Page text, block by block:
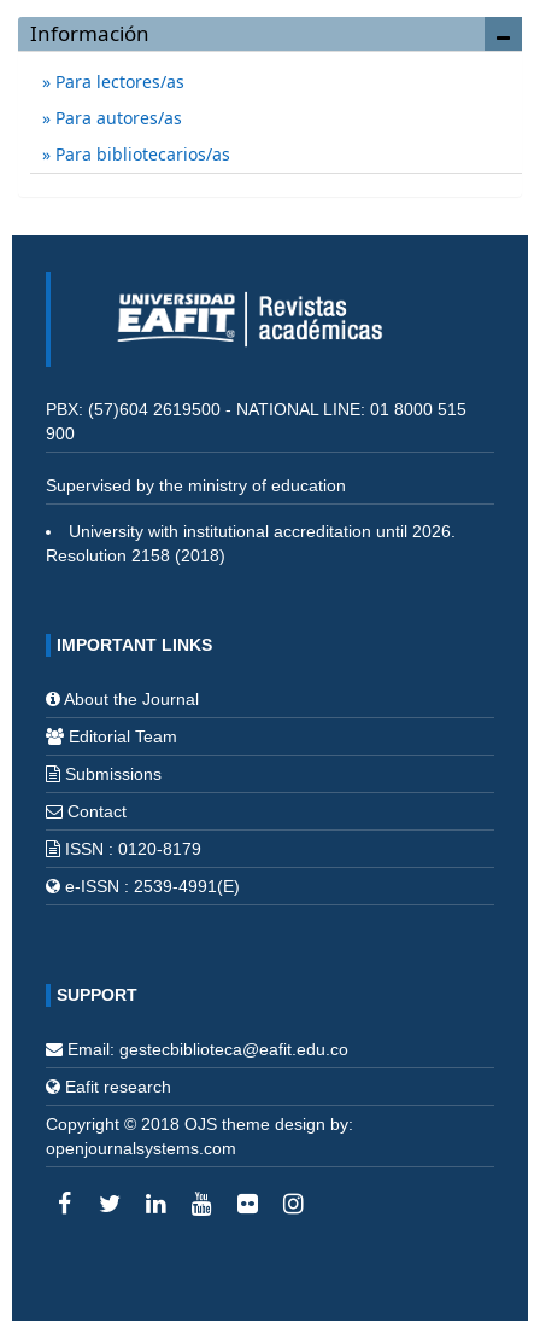
Información
Para lectores/as
Para autores/as
Para bibliotecarios/as
PBX: (57)604 2619500 - NATIONAL LINE: 01 8000 515
900
Supervised by the ministry of education
University with institutional accreditation until 2026.
Resolution 2158 (2018)
IMPORTANT LINKS
About the Journal
Editorial Team
Submissions
Contact
ISSN : 0120-8179
e-ISSN : 2539-4991(E)
SUPPORT
Email: gestecbiblioteca@eafit.edu.co
Eafit research
Copyright © 2018 OJS theme design by:
openjournalsystems.com